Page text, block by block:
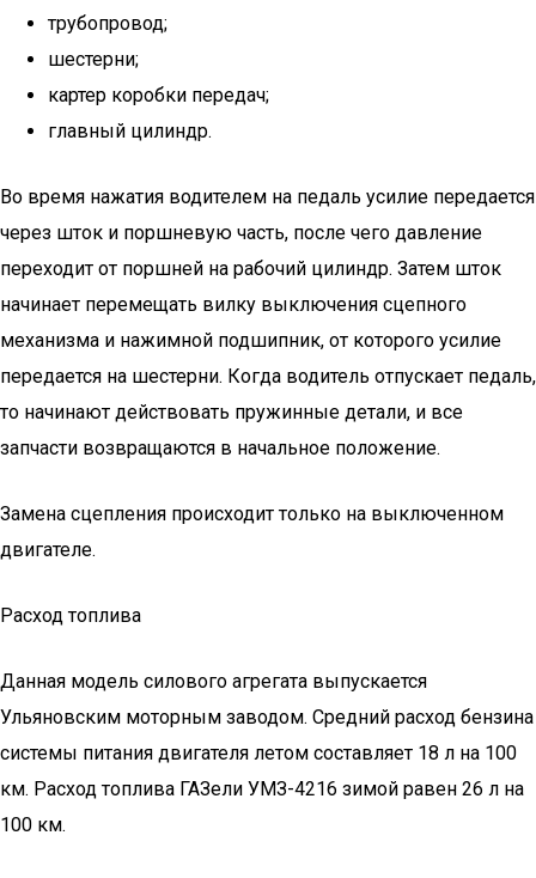
трубопровод;
шестерни;
картер коробки передач;
главный цилиндр.
Во время нажатия водителем на педаль усилие передается
через шток и поршневую часть, после чего давление
переходит от поршней на рабочий цилиндр. Затем шток
начинает перемещать вилку выключения сцепного
механизма и нажимной подшипник, от которого усилие
передается на шестерни. Когда водитель отпускает педаль,
то начинают действовать пружинные детали, и все
запчасти возвращаются в начальное положение.
Замена сцепления происходит только на выключенном
двигателе.
Расход топлива
Данная модель силового агрегата выпускается
Ульяновским моторным заводом. Средний расход бензина
системы питания двигателя летом составляет 18 л на 100
км. Расход топлива ГАЗели УМЗ-4216 зимой равен 26 л на
100 км.